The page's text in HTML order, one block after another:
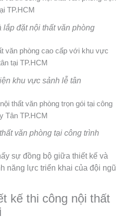
lắp đặt nội thất văn phòng
khu vực sảnh lễ tân
văn phòng tại công trình
sự đồng bộ giữa thiết kế và
năng lực triển khai của đội ngũ
kế thi công nội thất